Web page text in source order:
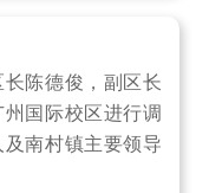
陈德俊，副区长
国际校区进行调
南村镇主要领导